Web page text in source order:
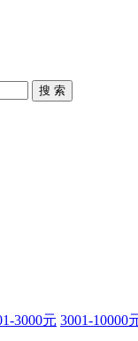
搜 索
3000元 3001-10000